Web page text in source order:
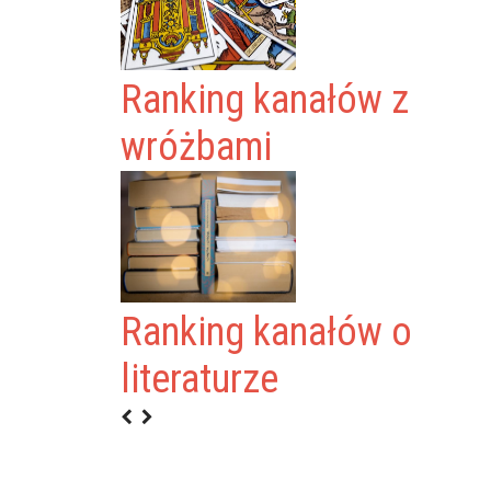
Ranking kanałów z
wróżbami
Ranking kanałów o
literaturze